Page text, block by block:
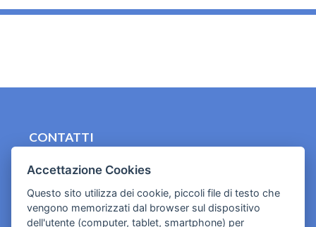
CONTATTI
Cookies e informativa privacy
Accettazione Cookies
Questo sito utilizza dei cookie, piccoli file di testo che
vengono memorizzati dal browser sul dispositivo
dell'utente (computer, tablet, smartphone) per